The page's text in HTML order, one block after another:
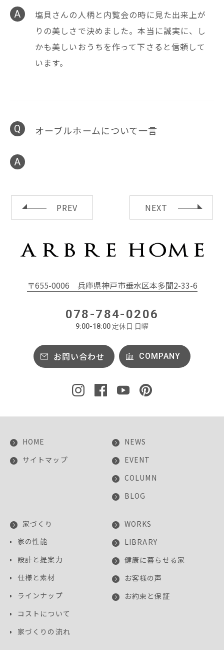
塩貝さんの人柄と内覧会の時に見た出来上が
りの美しさで決めました。本当に誠実に、し
かも美しいおうちを作って下さると信頼して
います。
オーブルホームについて一言
PREV NEXT
〒655-0006 兵庫県神戸市垂水区本多聞2-33-6
078-784-0206
9:00-18:00 定休日 日曜
お問い合わせ COMPANY
HOME
サイトマップ
NEWS
EVENT
COLUMN
BLOG
家づくり
家の性能
設計と提案力
仕様と素材
ラインナップ
コストについて
家づくりの流れ
WORKS
LIBRARY
健康に暮らせる家
お客様の声
お約束と保証